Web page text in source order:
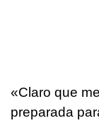
«Claro que
preparada